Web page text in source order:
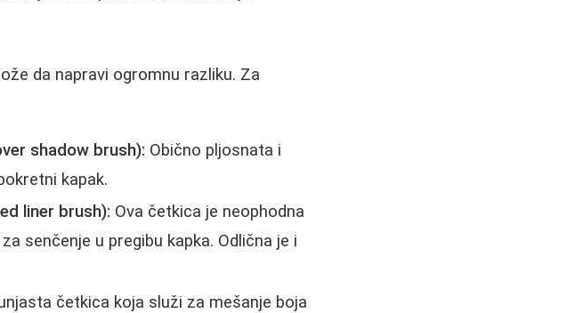
da napravi ogromnu razliku. Za
shadow brush): Obično pljosnata i
kapak.
liner brush): Ova četkica je neophodna
senčenje u pregibu kapka. Odlična je i
četkica koja služi za mešanje boja